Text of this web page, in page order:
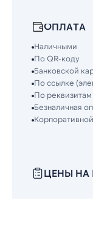
ОПЛАТА
Наличными
По QR-коду
Банковской
По ссылке
По реквизитам
Безналичная
ЦЕНЫ